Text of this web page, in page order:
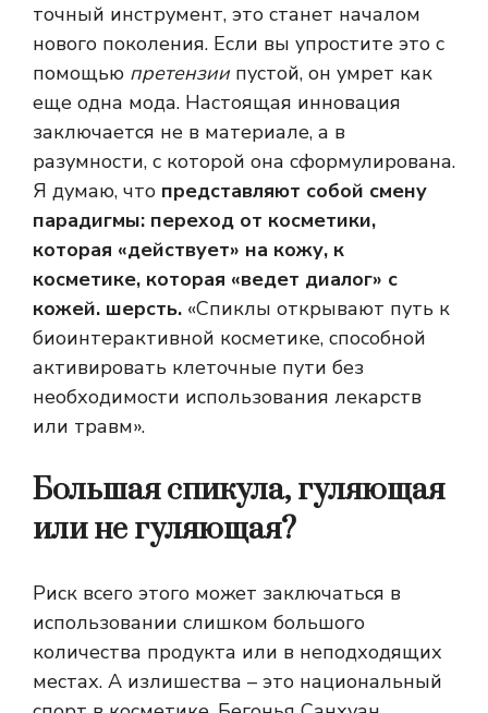
точный инструмент, это станет началом
нового поколения. Если вы упростите это с
помощью претензиипустой, он умрет как
еще одна мода. Настоящая инновация
заключается не в материале, а в
разумности, с которой она сформулирована.
Я думаю, что представляют собой смену
парадигмы: переход от косметики,
которая «действует» на кожу, к
косметике, которая «ведет диалог» с
кожей. шерсть. «Спиклы открывают путь к
биоинтерактивной косметике, способной
активировать клеточные пути без
необходимости использования лекарств
или травм».
Большая спикула, гуляющая
или не гуляющая?
Риск всего этого может заключаться в
использовании слишком большого
количества продукта или в неподходящих
местах. А излишества – это национальный